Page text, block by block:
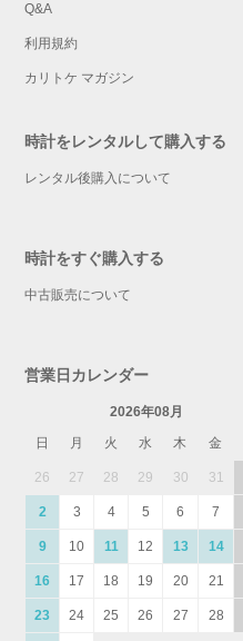
Q&A
利用規約
カリトケ マガジン
時計をレンタルして購入する
レンタル後購入について
時計をすぐ購入する
中古販売について
営業日カレンダー
2026年08月
日
月 火 水 木 金
26 27 28 29 30 31
2 3 4 5 6 7
9 10 11 12 13 14
16 17 18 19 20 21
23 24 25 26 27 28